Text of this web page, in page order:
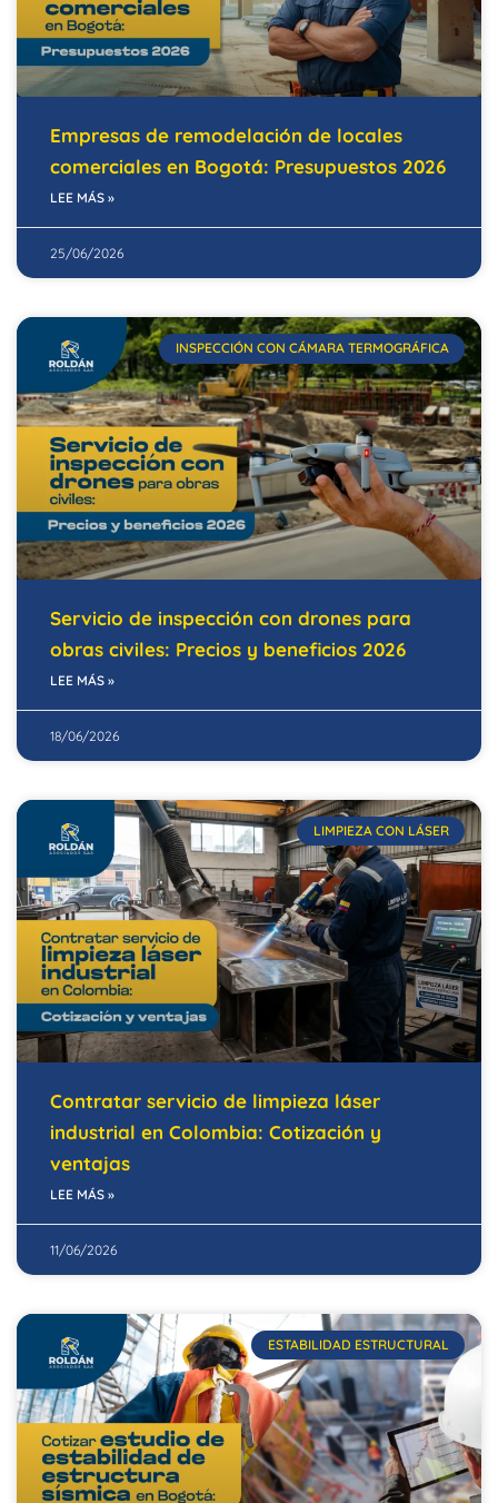
Empresas de remodelación de locales
comerciales en Bogotá: Presupuestos 2026
LEE MÁS »
25/06/2026
INSPECCIÓN CON CÁMARA TERMOGRÁFICA
Servicio de inspección con drones para
obras civiles: Precios y beneficios 2026
LEE MÁS »
18/06/2026
LIMPIEZA CON LÁSER
Contratar servicio de limpieza láser
industrial en Colombia: Cotización y
ventajas
LEE MÁS »
11/06/2026
ESTABILIDAD ESTRUCTURAL